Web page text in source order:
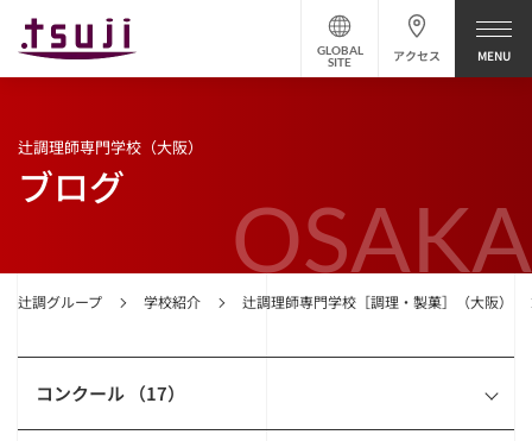
アクセス
GLOBAL
SITE
OSAKA
辻調グループ 学校紹介 辻調理師専門学校［調理・製菓］（大阪）
辻調理師専門学校（大阪）
ブログ
コンクール （17）